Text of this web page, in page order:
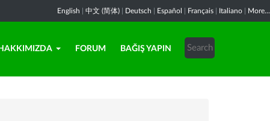
English 中文 (简体) Deutsch Español Français Italiano More...
HAKKIMIZDA FORUM BAĞIŞ YAPIN